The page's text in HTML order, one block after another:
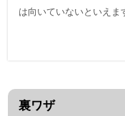
は向いていないといえま
裏ワザ